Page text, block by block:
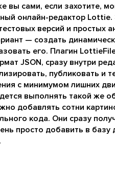
вы сами, если захотите,
онлайн-редактор Lottie.
версий и простых
— создать
его. Плагин
JSON, сразу внутри
публиковать и
с минимумом лишних
выполнять такой же
добавлять сотни
кода. Они сразу
просто добавить в базу